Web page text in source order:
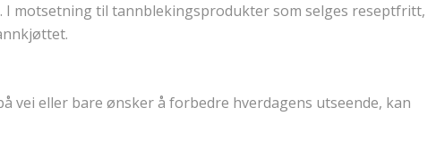
motsetning til tannblekingsprodukter som selges reseptfritt,
vei eller bare ønsker å forbedre hverdagens utseende, kan